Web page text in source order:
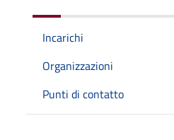
Incarichi
Organizzazioni
Punti di contatto